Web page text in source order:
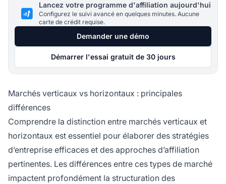
Lancez votre programme d'affiliation aujourd'hui
Configurez le suivi avancé en quelques minutes. Aucune
carte de crédit requise.
Demander une démo
Démarrer l'essai gratuit de 30 jours
Marchés verticaux vs horizontaux : principales
différences
Comprendre la distinction entre marchés verticaux et
horizontaux est essentiel pour élaborer des stratégies
d’entreprise efficaces et des approches d’affiliation
pertinentes. Les différences entre ces types de marché
impactent profondément la structuration des